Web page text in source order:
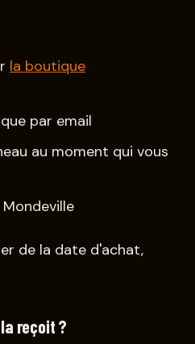
la boutique
par email
au moment qui vous
de la date d'achat,
reçoit ?